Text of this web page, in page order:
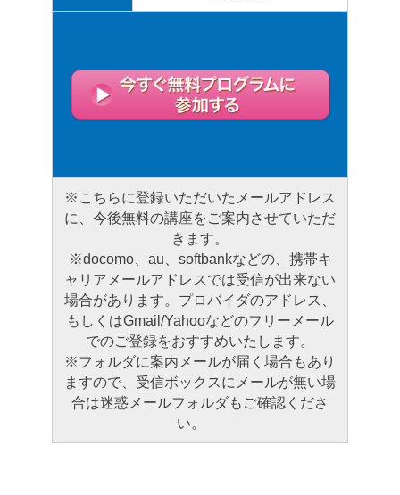
※こちらに登録いただいたメールアドレス
に、今後無料の講座をご案内させていただ
きます。
※docomo、au、softbankなどの、携帯キ
ャリアメールアドレスでは受信が出来ない
場合があります。プロバイダのアドレス、
もしくはGmail/Yahooなどのフリーメール
でのご登録をおすすめいたします。
※フォルダに案内メールが届く場合もあり
ますので、受信ボックスにメールが無い場
合は迷惑メールフォルダもご確認くださ
い。